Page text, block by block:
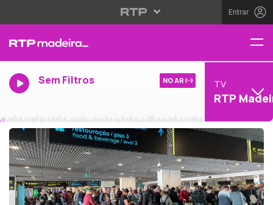
Entrar
Sem Filtros NO AR TV
RTP